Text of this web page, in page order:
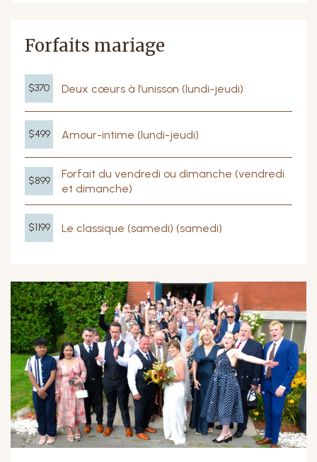
Forfaits mariage
$370 Deux cœurs à l’unisson (lundi-jeudi)
$499 Amour-intime (lundi-jeudi)
$899
Forfait du vendredi ou dimanche (vendredi
et dimanche)
$1199 Le classique (samedi) (samedi)